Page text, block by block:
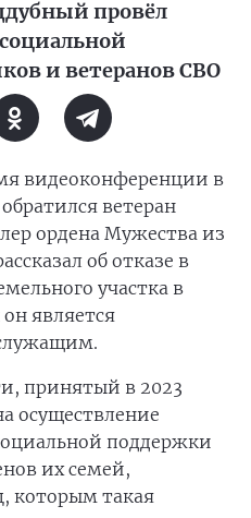
провёл
и ветеранов СВО
видеоконференции в
ветеран
ордена Мужества из
об отказе в
участка в
он является
принятый в 2023
осуществление
поддержки
их семей,
которым такая